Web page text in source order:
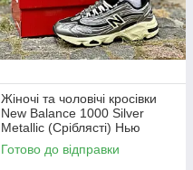
Жіночі та чоловічі кросівки
New Balance 1000 Silver
Metallic (Сріблясті) Нью
Баланс 1000 текстиль сітка
унісекс демісезон
Готово до відправки